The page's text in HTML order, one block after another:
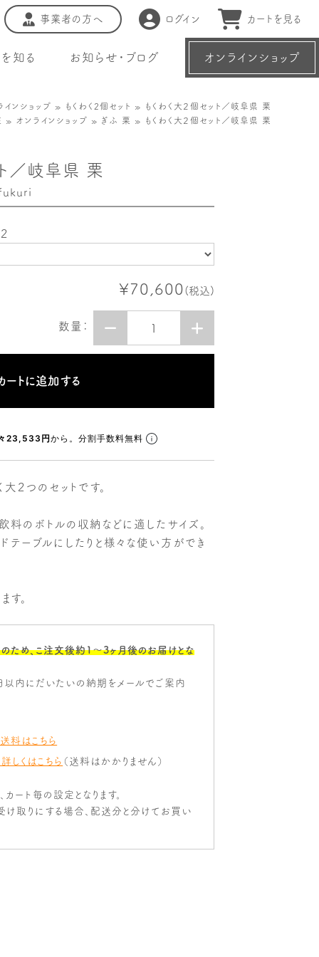
事業者の方へ ログイン カートを見る
オンラインショップ
知る お知らせ・ブログ
インショップ » もくわく2個セット
» もくわく大２個セット／岐阜県 栗
» オンラインショップ » ぎふ 栗 » もくわく大２個セット／岐阜県 栗
／岐阜県 栗
¥70,600 (税込)
数量：
23,533円から。分割手数料無料
２つのセットです。
料のボトルの収納などに適したサイズ。
テーブルにしたりと様々な使い方ができ
。
ため、こ注文後約1〜3ヶ月後のお届けとな
内にだいたいの納期をメールでご案内
料はこちら
しくはこちら （送料はかかりません）
ート毎の設定となります。
取りにする場合、配送分と分けてお買い